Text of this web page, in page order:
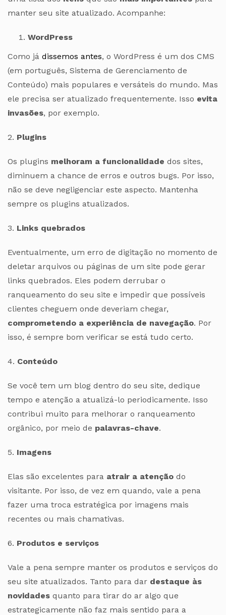
manter seu site atualizado. Acompanhe:
WordPress
Como já dissemos antes, o WordPress é um dos CMS
(em português, Sistema de Gerenciamento de
Conteúdo) mais populares e versáteis do mundo. Mas
ele precisa ser atualizado frequentemente. Isso evita
invasões, por exemplo.
2. Plugins
Os plugins melhoram a funcionalidade dos sites,
diminuem a chance de erros e outros bugs. Por isso,
não se deve negligenciar este aspecto. Mantenha
sempre os plugins atualizados.
3. Links quebrados
Eventualmente, um erro de digitação no momento de
deletar arquivos ou páginas de um site pode gerar
links quebrados. Eles podem derrubar o
ranqueamento do seu site e impedir que possíveis
clientes cheguem onde deveriam chegar,
comprometendo a experiência de navegação. Por
isso, é sempre bom verificar se está tudo certo.
4. Conteúdo
Se você tem um blog dentro do seu site, dedique
tempo e atenção a atualizá-lo periodicamente. Isso
contribui muito para melhorar o ranqueamento
orgânico, por meio de palavras-chave.
5. Imagens
Elas são excelentes para atrair a atenção do
visitante. Por isso, de vez em quando, vale a pena
fazer uma troca estratégica por imagens mais
recentes ou mais chamativas.
6. Produtos e serviços
Vale a pena sempre manter os produtos e serviços do
seu site atualizados. Tanto para dar destaque às
novidades quanto para tirar do ar algo que
estrategicamente não faz mais sentido para a